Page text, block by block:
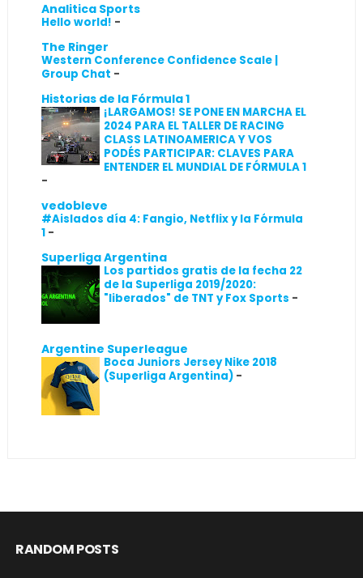
Analitica Sports
Hello world! -
The Ringer
Western Conference Confidence Scale |
Group Chat -
Historias de la Fórmula 1
¡LARGAMOS! SE PONE EN MARCHA EL
2024 PARA EL TALLER DE RACING
CLASS LATINOAMERICA Y VOS
PODÉS PARTICIPAR: CLAVES PARA
ENTENDER EL MUNDIAL DE FÓRMULA 1
-
vedobleve
#Aislados día 4: Fangio, Netflix y la Fórmula
1 -
Superliga Argentina
Los partidos gratis de la fecha 22
de la Superliga 2019/2020:
"liberados" de TNT y Fox Sports -
Argentine Superleague
Boca Juniors Jersey Nike 2018
(Superliga Argentina) -
RANDOM POSTS